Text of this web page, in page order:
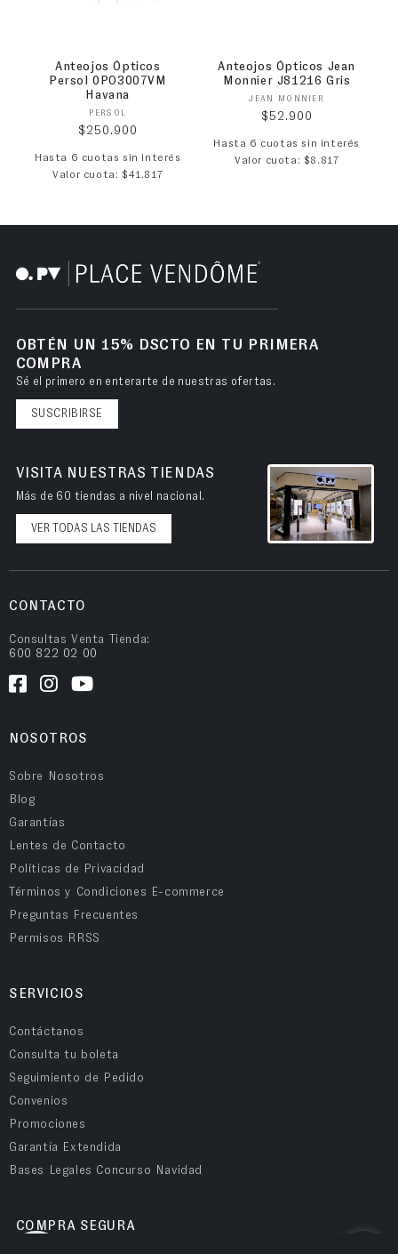
Anteojos Ópticos
Persol 0PO3007VM
Havana
Proveedor:
PERSOL
Precio habitual
$250.900
Hasta 6 cuotas sin interés
Valor cuota: $41.817
Anteojos Ópticos Jean
Monnier J81216 Gris
Proveedor:
JEAN MONNIER
Precio habitual
$52.900
Hasta 6 cuotas sin interés
Valor cuota: $8.817
OBTÉN UN 15% DSCTO EN TU PRIMERA
COMPRA
Sé el primero en enterarte de nuestras ofertas.
SUSCRIBIRSE
VISITA NUESTRAS TIENDAS
Más de 60 tiendas a nivel nacional.
VER TODAS LAS TIENDAS
CONTACTO
Consultas Venta Tienda:
600 822 02 00
NOSOTROS
Sobre Nosotros
Blog
Garantías
Lentes de Contacto
Políticas de Privacidad
Términos y Condiciones E-commerce
Preguntas Frecuentes
Permisos RRSS
SERVICIOS
Contáctanos
Consulta tu boleta
Seguimiento de Pedido
Convenios
Promociones
Garantía Extendida
Bases Legales Concurso Navidad
COMPRA SEGURA